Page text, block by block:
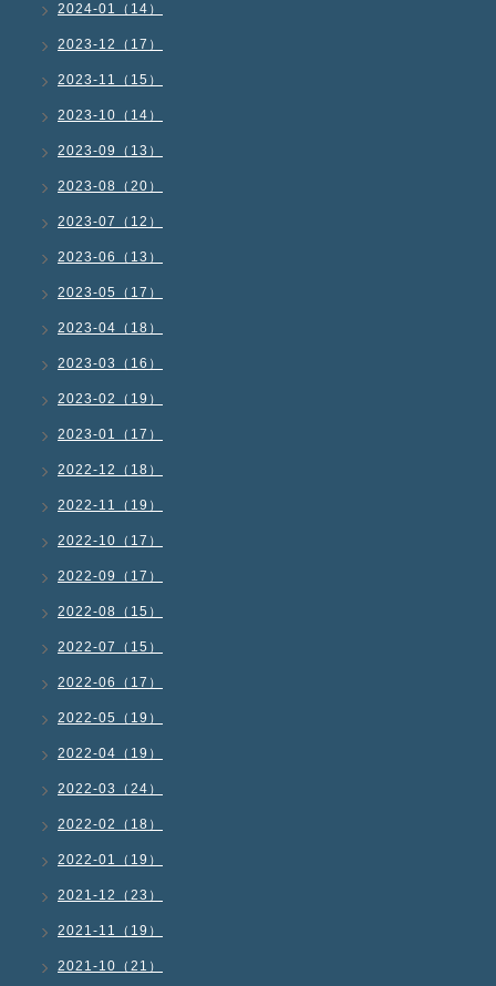
2024-01（14）
2023-12（17）
2023-11（15）
2023-10（14）
2023-09（13）
2023-08（20）
2023-07（12）
2023-06（13）
2023-05（17）
2023-04（18）
2023-03（16）
2023-02（19）
2023-01（17）
2022-12（18）
2022-11（19）
2022-10（17）
2022-09（17）
2022-08（15）
2022-07（15）
2022-06（17）
2022-05（19）
2022-04（19）
2022-03（24）
2022-02（18）
2022-01（19）
2021-12（23）
2021-11（19）
2021-10（21）